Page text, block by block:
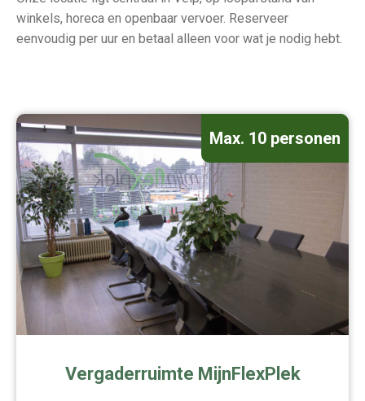
winkels, horeca en openbaar vervoer. Reserveer
eenvoudig per uur en betaal alleen voor wat je nodig hebt.
Max. 10 personen
Vergaderruimte MijnFlexPlek